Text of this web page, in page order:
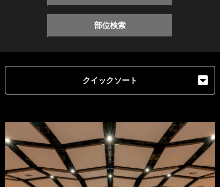
部位検索
クイックソート